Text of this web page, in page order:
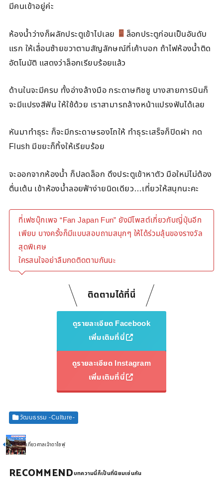
มีคนเข้าอยู่ค่ะ
ห้องน้ำว่างก็ผลักประตูเข้าไปเลย
ล็อกประตูก่อนเป็นอันดับ
แรก ให้เลื่อนซ้ายขวาตามสัญลักษณ์ที่เค้าบอก ถ้าไฟห้องน้ำติด
อัตโนมัติ แสดงว่าล็อกเรียบร้อยแล้ว
ด้านในจะมีครบ ทั้งอ่างล้างมือ กระดาษทิชชู บางสายการบินก็
จะมีแปรงสีฟัน ให้ใช้ด้วย เราสามารถล้างหน้าแปรงฟันได้เลย
หันมาทำธุระ ก็จะมีกระดาษรองโถให้ ทำธุระเสร็จก็ปิดฝา กด
Flush มีขยะก็ทิ้งให้เรียบร้อย
จะออกจากห้องน้ำ ก็ปลดล็อก ดึงประตูเข้าหาตัว มือใหม่ไม่ต้อง
ตื่นเต้น เข้าห้องน้ำลอยฟ้าง่ายนิดเดียว…เที่ยวให้สนุกนะคะ
ที่เฟซบุ๊กเพจ “Fan Japan Fun” ยังมีโพสต์เกี่ยวกับญี่ปุ่นอีก
เพียบ บางครั้งก็มีแบบสอบถามสนุกๆ ให้ได้ร่วมลุ้นของรางวัล
สุดพิเศษ
ใครสนใจอย่าลืมกดติดตามกันนะ
ติดตามได้ที่นี่
ดูรายละเอียด Facebook
เพิ่มเติมที่นี่
ดูรายละเอียด Instagram
เพิ่มเติมที่นี่
วัฒนธรรม -Culture-
เที่ยวศาลเจ้าดาไซฟุ
RECOMMEND